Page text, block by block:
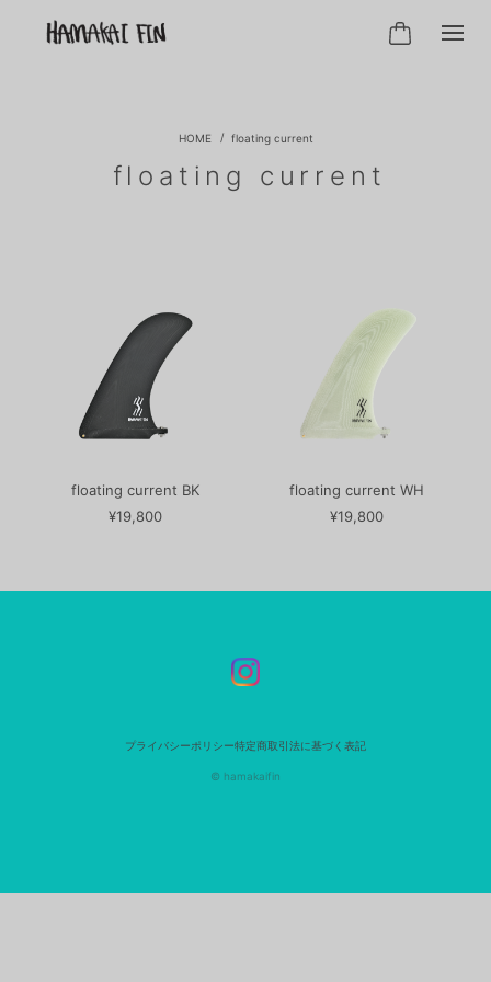
floating current
floating current
floating current BK
¥19,800
floating current WH
¥19,800
プライバシーポリシー特定商取引法に基づく表記
© hamakaifin